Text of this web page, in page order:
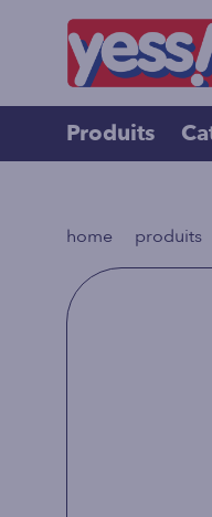
Produits
home produits